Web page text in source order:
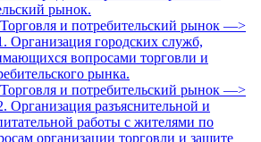
рынок.
и потребительский рынок —>
Организация городских служб,
вопросами торговли и
рынка.
и потребительский рынок —>
Организация разъяснительной и
работы с жителями по
организации торговли и защите